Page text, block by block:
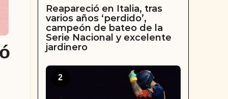
Reapareció en Italia, tras
varios años ‘perdido’,
campeón de bateo de la
Serie Nacional y excelente
jardinero
2